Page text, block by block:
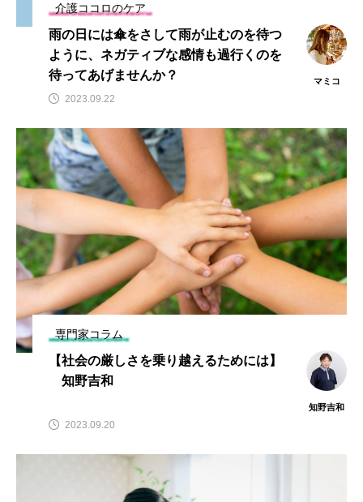
介護ココロのケア
雨の日には傘をさして雨が止むのを待つ
ように、ネガティブな感情も過行くのを
待ってあげませんか？
マミコ
2023.09.22
専門家コラム
【社会の厳しさを乗り越えるためには】
知野吉和
知野吉和
2023.09.20